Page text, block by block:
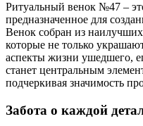
Ритуальный венок №47 –
предназначенное для
Венок собран из
которые не только
аспекты жизни ушедшего,
станет центральным
подчеркивая значимость
Забота о каждой